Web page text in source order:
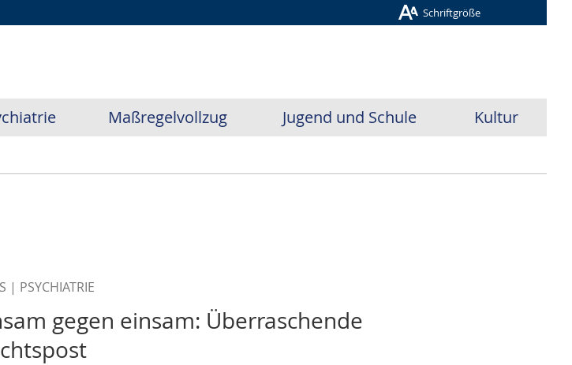
Schriftgröße
Maßregelvollzug Jugend und Schule Kultur
| PSYCHIATRIE
gegen einsam: Überraschende